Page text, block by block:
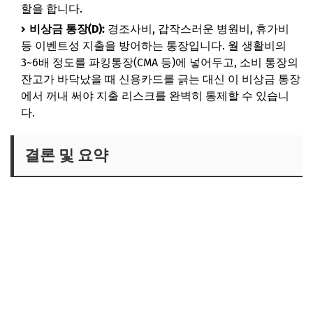
할을 합니다.
비상금 통장(D): 경조사비, 갑작스러운 병원비, 휴가비
등 이벤트성 지출을 방어하는 통장입니다. 월 생활비의
3~6배 정도를 파킹통장(CMA 등)에 넣어두고, 소비 통장의
잔고가 바닥났을 때 신용카드를 긁는 대신 이 비상금 통장
에서 꺼내 써야 지출 리스크를 완벽히 통제할 수 있습니
다.
결론 및 요약